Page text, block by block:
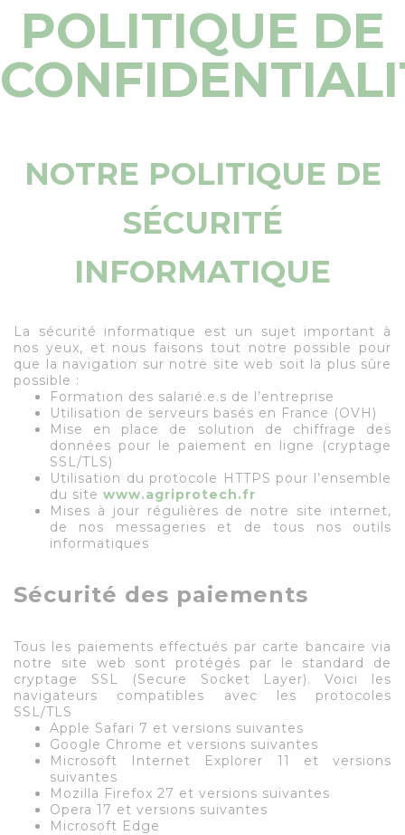
POLITIQUE DE
NOTRE POLITIQUE DE
SÉCURITÉ
INFORMATIQUE
La sécurité informatique est un sujet important à
nos yeux, et nous faisons tout notre possible pour
que la navigation sur notre site web soit la plus sûre
possible :
Formation des salarié.e.s de l’entreprise
Utilisation de serveurs basés en France (OVH)
Mise en place de solution de chiffrage des
données pour le paiement en ligne (cryptage
SSL/TLS)
Utilisation du protocole HTTPS pour l’ensemble
du site www.agriprotech.fr
Mises à jour régulières de notre site internet,
de nos messageries et de tous nos outils
informatiques
Sécurité des paiements
Tous les paiements effectués par carte bancaire via
notre site web sont protégés par le standard de
cryptage SSL (Secure Socket Layer). Voici les
navigateurs compatibles avec les protocoles
SSL/TLS
Apple Safari 7 et versions suivantes
Google Chrome et versions suivantes
Microsoft Internet Explorer 11 et versions
suivantes
Mozilla Firefox 27 et versions suivantes
Opera 17 et versions suivantes
Microsoft Edge